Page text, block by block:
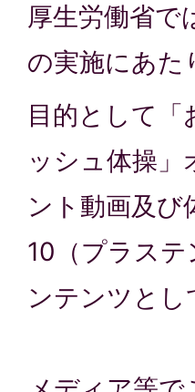
厚生労働省で
の実施にあた
目的として
ッシュ体操
ント動画及び
10（プラス
ンテンツと